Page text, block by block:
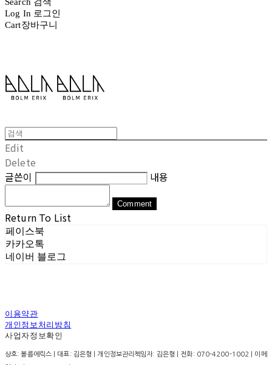
Search 검색
Log In 로그인
Cart장바구니
Edit
Delete
글쓴이
내용
Comment
Return To List
페이스북
카카오톡
네이버 블로그
이용약관
개인정보처리방침
사업자정보확인
상호: 볼름에릭스 | 대표: 김은형 | 개인정보관리책임자: 김은형 | 전화: 070-4200-1002 | 이메